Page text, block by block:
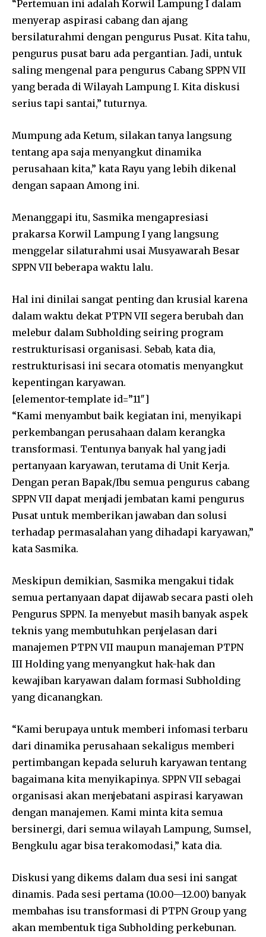
“Pertemuan ini adalah Korwil Lampung I dalam
menyerap aspirasi cabang dan ajang
bersilaturahmi dengan pengurus Pusat. Kita tahu,
pengurus pusat baru ada pergantian. Jadi, untuk
saling mengenal para pengurus Cabang SPPN VII
yang berada di Wilayah Lampung I. Kita diskusi
serius tapi santai,” tuturnya.
Mumpung ada Ketum, silakan tanya langsung
tentang apa saja menyangkut dinamika
perusahaan kita,” kata Rayu yang lebih dikenal
dengan sapaan Among ini.
Menanggapi itu, Sasmika mengapresiasi
prakarsa Korwil Lampung I yang langsung
menggelar silaturahmi usai Musyawarah Besar
SPPN VII beberapa waktu lalu.
Hal ini dinilai sangat penting dan krusial karena
dalam waktu dekat PTPN VII segera berubah dan
melebur dalam Subholding seiring program
restrukturisasi organisasi. Sebab, kata dia,
restrukturisasi ini secara otomatis menyangkut
kepentingan karyawan.
[elementor-template id=”11″]
“Kami menyambut baik kegiatan ini, menyikapi
perkembangan perusahaan dalam kerangka
transformasi. Tentunya banyak hal yang jadi
pertanyaan karyawan, terutama di Unit Kerja.
Dengan peran Bapak/Ibu semua pengurus cabang
SPPN VII dapat menjadi jembatan kami pengurus
Pusat untuk memberikan jawaban dan solusi
terhadap permasalahan yang dihadapi karyawan,”
kata Sasmika.
Meskipun demikian, Sasmika mengakui tidak
semua pertanyaan dapat dijawab secara pasti oleh
Pengurus SPPN. Ia menyebut masih banyak aspek
teknis yang membutuhkan penjelasan dari
manajemen PTPN VII maupun manajeman PTPN
III Holding yang menyangkut hak-hak dan
kewajiban karyawan dalam formasi Subholding
yang dicanangkan.
“Kami berupaya untuk memberi infomasi terbaru
dari dinamika perusahaan sekaligus memberi
pertimbangan kepada seluruh karyawan tentang
bagaimana kita menyikapinya. SPPN VII sebagai
organisasi akan menjebatani aspirasi karyawan
dengan manajemen. Kami minta kita semua
bersinergi, dari semua wilayah Lampung, Sumsel,
Bengkulu agar bisa terakomodasi,” kata dia.
Diskusi yang dikems dalam dua sesi ini sangat
dinamis. Pada sesi pertama (10.00—12.00) banyak
membahas isu transformasi di PTPN Group yang
akan membentuk tiga Subholding perkebunan.